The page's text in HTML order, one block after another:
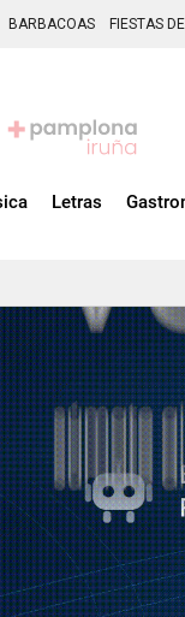
BARBACOAS FIESTAS
Letras